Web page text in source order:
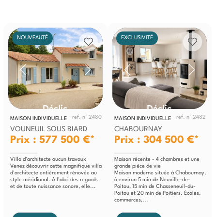
NOUVEAUTÉ
MAISON INDIVIDUELLE ref. n° 2480
VOUNEUIL SOUS BIARD
Prix : 577 500 €*
Villa d'architecte aucun travaux
Venez découvrir cette magnifique villa
d'architecte entièrement rénovée au
style méridional. A l'abri des regards
et de toute nuissance sonore, elle...
EXCLUSIVITÉ
MAISON INDIVIDUELLE ref. n° 2482
CHABOURNAY
Prix : 304 500 €*
Maison récente - 4 chambres et une
grande pièce de vie
Maison moderne située à Chabournay,
à environ 5 min de Neuville-de-
Poitou, 15 min de Chasseneuil-du-
Poitou et 20 min de Poitiers. Écoles,
commerces,...